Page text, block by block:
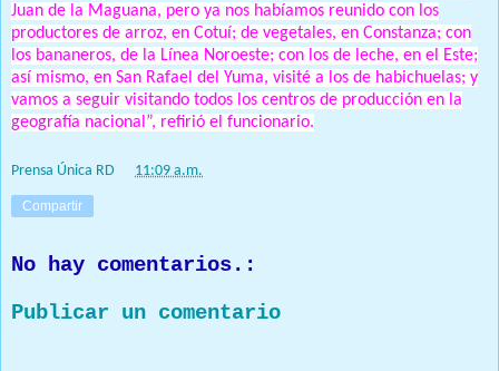
Juan de la Maguana, pero ya nos habíamos reunido con los
productores de arroz, en Cotuí; de vegetales, en Constanza; con
los bananeros, de la Línea Noroeste; con los de leche, en el Este;
así mismo, en San Rafael del Yuma, visité a los de habichuelas; y
vamos a seguir visitando todos los centros de producción en la
geografía nacional”, refirió el funcionario.
Prensa Única RD 11:09 a.m.
Compartir
No hay comentarios.:
Publicar un comentario